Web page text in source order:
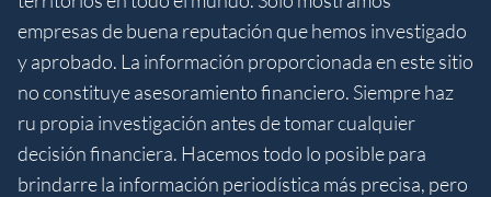
empresas de buena reputación que hemos investigado
y aprobado. La información proporcionada en este sitio
no constituye asesoramiento financiero. Siempre haz
ru propia investigación antes de tomar cualquier
decisión financiera. Hacemos todo lo posible para
brindarre la información periodística más precisa, pero